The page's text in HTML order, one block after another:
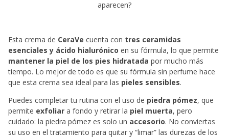
Esta crema de CeraVe cuenta con tres ceramidas
esenciales y ácido hialurónico en su fórmula, lo que permite
mantener la piel de los pies hidratada por mucho más
tiempo. Lo mejor de todo es que su fórmula sin perfume hace
que esta crema sea ideal para las pieles sensibles.
Puedes completar tu rutina con el uso de piedra pómez, que
permite exfoliar a fondo y retirar la piel muerta, pero
cuidado: la piedra pómez es solo un accesorio. No conviertas
su uso en el tratamiento para quitar y “limar” las durezas de los